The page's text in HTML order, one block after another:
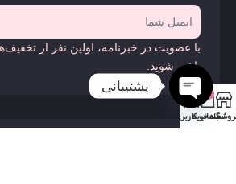
با عضویت در خبرنامه، اولین نفر از
باخبر شوید.
0
سبد خرید
حساب کاربری من
پشتیبانی
Open